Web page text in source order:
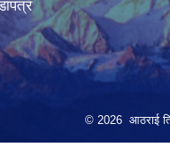
© 2026 आठराई